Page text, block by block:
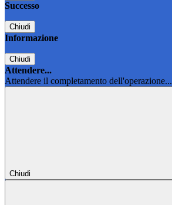
Successo
Chiudi
Informazione
Chiudi
Attendere...
Attendere il completamento dell'operazione...
Chiudi